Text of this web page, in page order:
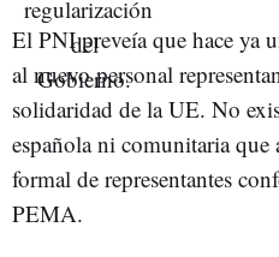
El PNI preveía que hace ya
al nuevo personal
solidaridad de la UE. No
española ni comunitaria que
formal de representantes
PEMA.